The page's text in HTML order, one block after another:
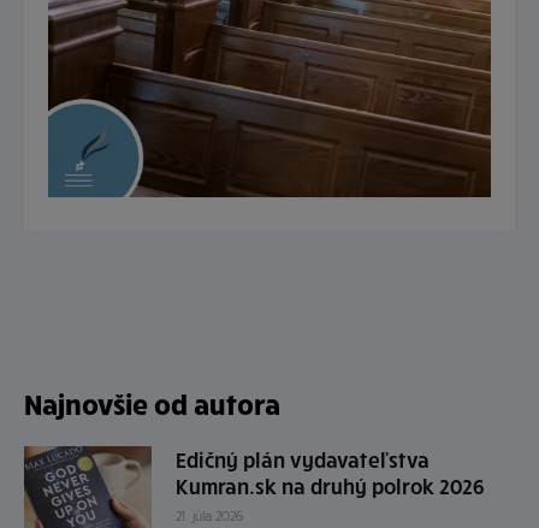
Najnovšie od autora
Edičný plán vydavateľstva
Kumran.sk na druhý polrok 2026
21. júla 2026